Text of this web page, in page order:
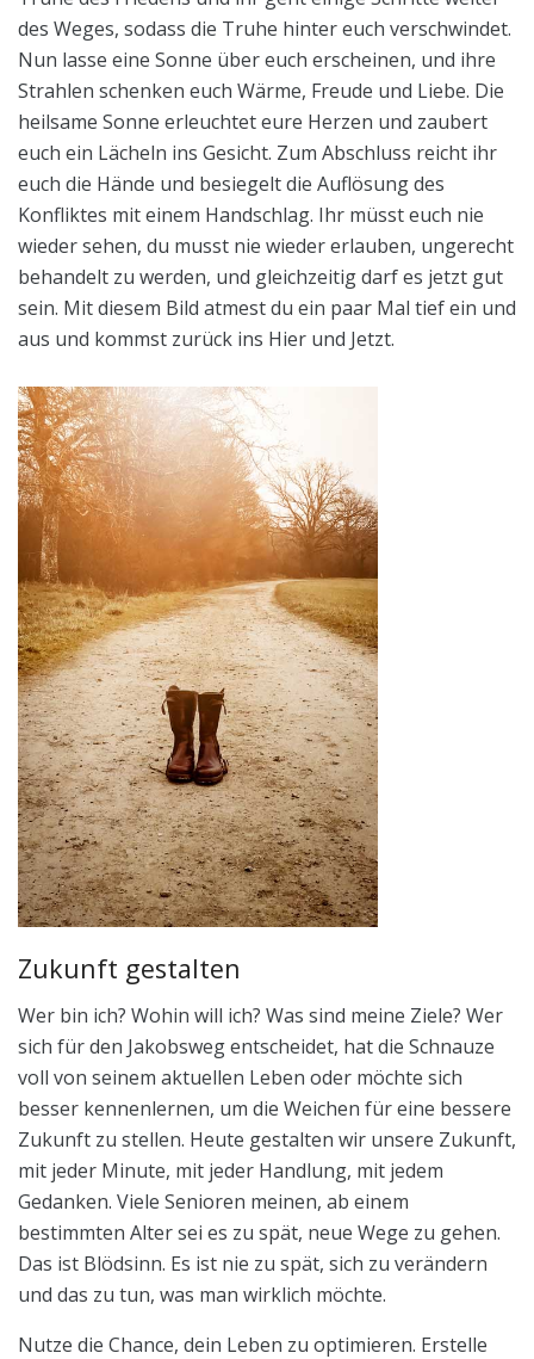
des Weges, sodass die Truhe hinter euch verschwindet.
Nun lasse eine Sonne über euch erscheinen, und ihre
Strahlen schenken euch Wärme, Freude und Liebe. Die
heilsame Sonne erleuchtet eure Herzen und zaubert
euch ein Lächeln ins Gesicht. Zum Abschluss reicht ihr
euch die Hände und besiegelt die Auflösung des
Konfliktes mit einem Handschlag. Ihr müsst euch nie
wieder sehen, du musst nie wieder erlauben, ungerecht
behandelt zu werden, und gleichzeitig darf es jetzt gut
sein. Mit diesem Bild atmest du ein paar Mal tief ein und
aus und kommst zurück ins Hier und Jetzt.
Zukunft gestalten
Wer bin ich? Wohin will ich? Was sind meine Ziele? Wer
sich für den Jakobsweg entscheidet, hat die Schnauze
voll von seinem aktuellen Leben oder möchte sich
besser kennenlernen, um die Weichen für eine bessere
Zukunft zu stellen. Heute gestalten wir unsere Zukunft,
mit jeder Minute, mit jeder Handlung, mit jedem
Gedanken. Viele Senioren meinen, ab einem
bestimmten Alter sei es zu spät, neue Wege zu gehen.
Das ist Blödsinn. Es ist nie zu spät, sich zu verändern
und das zu tun, was man wirklich möchte.
Nutze die Chance, dein Leben zu optimieren. Erstelle